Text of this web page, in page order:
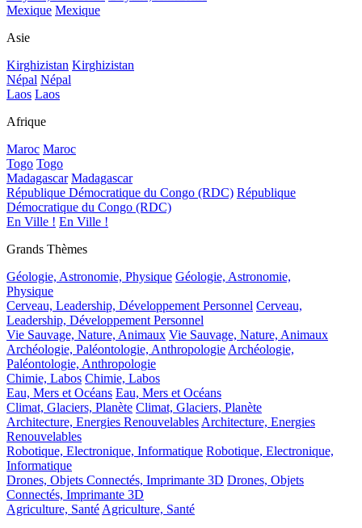
Mexique Mexique
Asie
Kirghizistan Kirghizistan
Népal Népal
Laos Laos
Afrique
Maroc Maroc
Togo Togo
Madagascar Madagascar
République Démocratique du Congo (RDC) République
Démocratique du Congo (RDC)
En Ville ! En Ville !
Grands Thèmes
Géologie, Astronomie, Physique Géologie, Astronomie,
Physique
Cerveau, Leadership, Développement Personnel Cerveau,
Leadership, Développement Personnel
Vie Sauvage, Nature, Animaux Vie Sauvage, Nature, Animaux
Archéologie, Paléontologie, AnthropologieArchéologie,
Paléontologie, Anthropologie
Chimie, Labos Chimie, Labos
Eau, Mers et Océans Eau, Mers et Océans
Climat, Glaciers, Planète Climat, Glaciers, Planète
Architecture, Energies RenouvelablesArchitecture, Energies
Renouvelables
Robotique, Electronique, Informatique Robotique, Electronique,
Informatique
Drones, Objets Connectés, Imprimante 3D Drones, Objets
Connectés, Imprimante 3D
Agriculture, SantéAgriculture, Santé